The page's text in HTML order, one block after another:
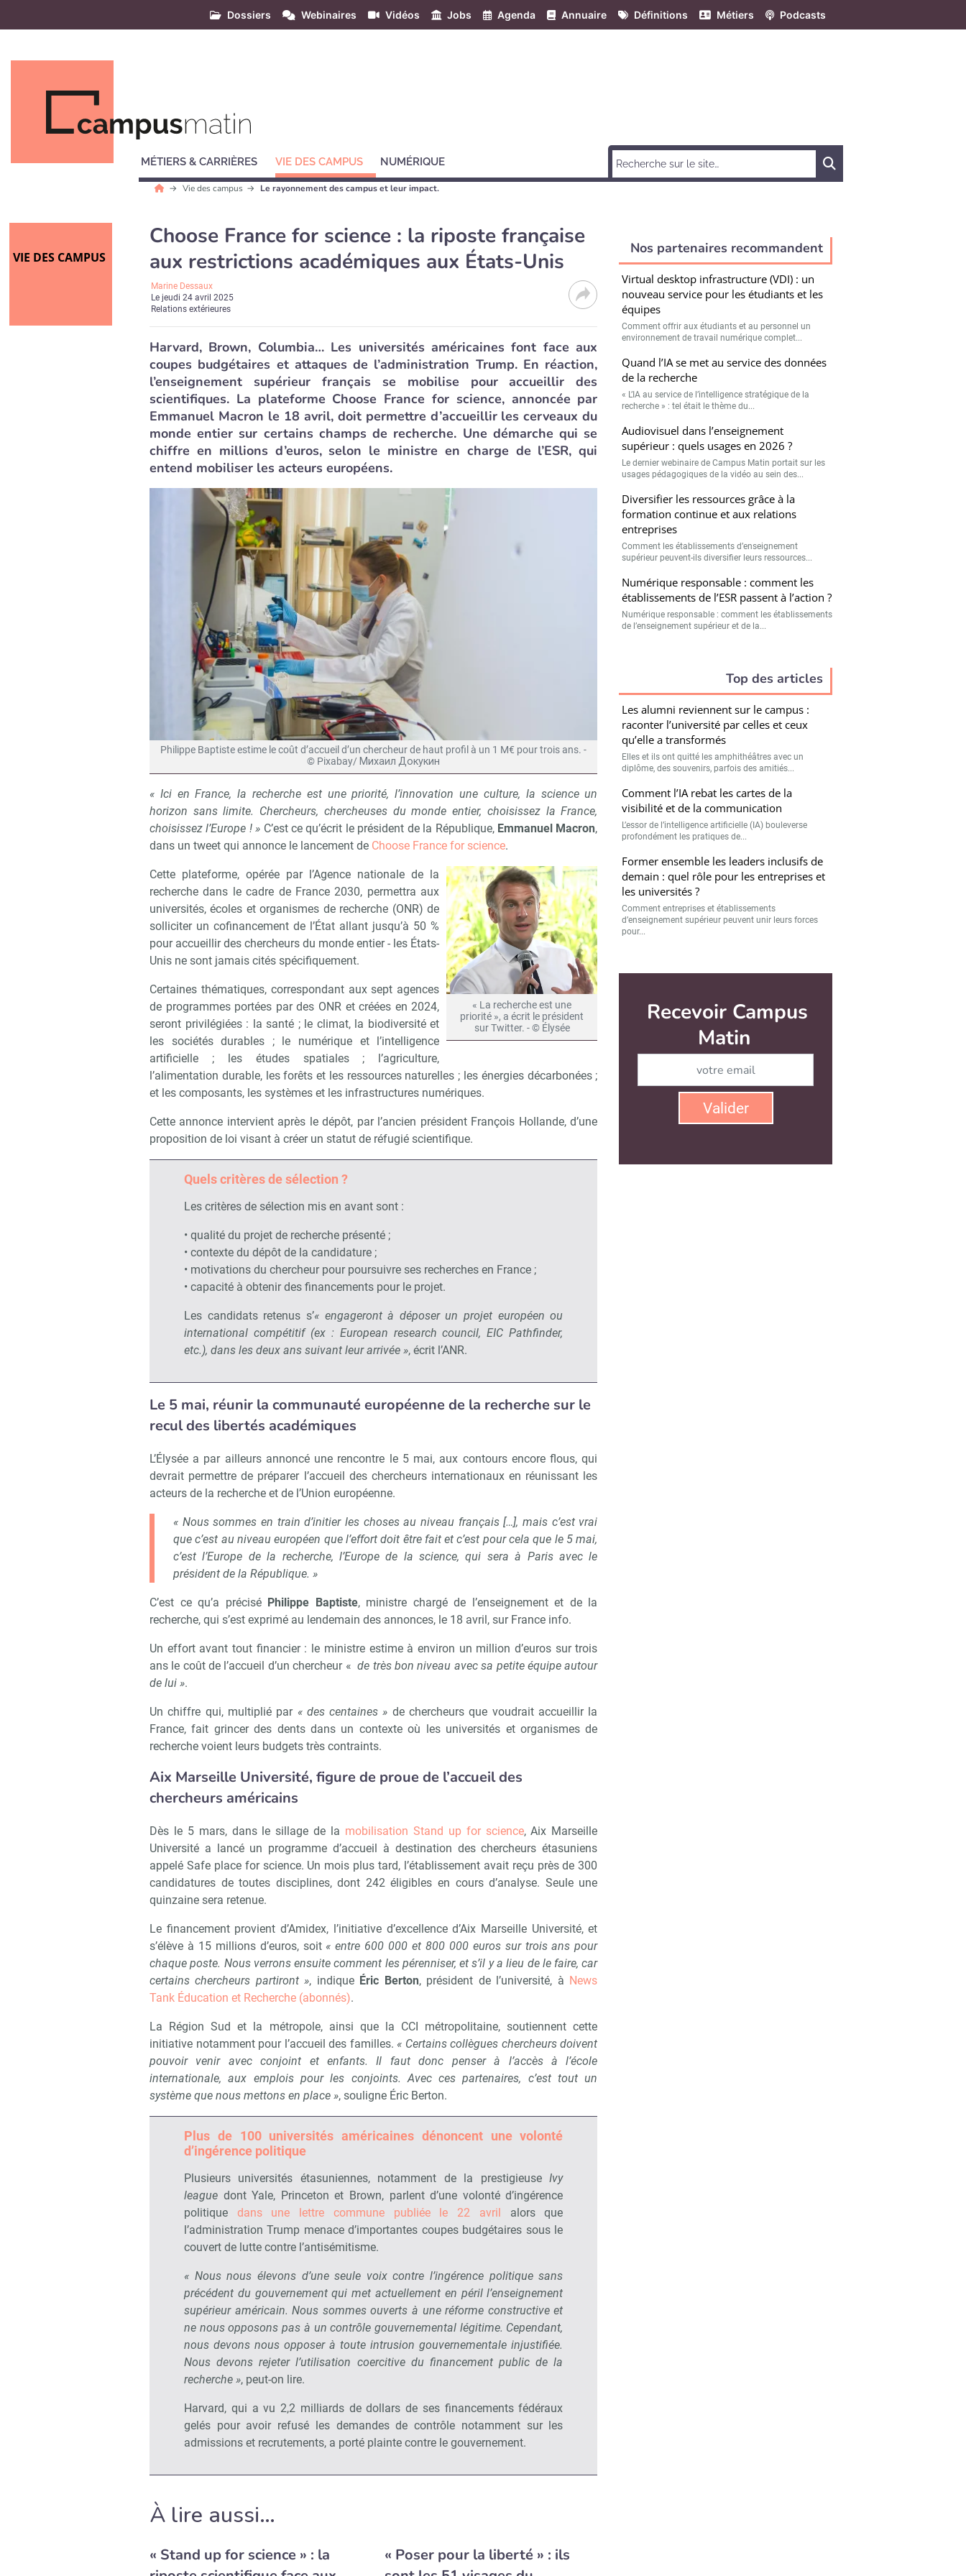
Dossiers Webinaires Vidéos Jobs Agenda Annuaire Définitions Métiers Podcasts
MÉTIERS & CARRIÈRES VIE DES CAMPUS NUMÉRIQUE
Vie des campus Le rayonnement des campus et leur impact.
VIE DES CAMPUS
Choose France for science : la riposte française
aux restrictions académiques aux États-Unis
Marine Dessaux
Lejeudi 24 avril 2025
Relations extérieures
Harvard, Brown, Columbia… Les universités américaines font face aux
coupes budgétaires et attaques de l’administration Trump. En réaction,
l’enseignement supérieur français se mobilise pour accueillir des
scientifiques. La plateforme Choose France for science, annoncée par
Emmanuel Macron le 18 avril, doit permettre d’accueillir les cerveaux du
monde entier sur certains champs de recherche. Une démarche qui se
chiffre en millions d’euros, selon le ministre en charge de l’ESR, qui
entend mobiliser les acteurs européens.
Philippe Baptiste estime le coût d’accueil d’un chercheur de haut profil à un 1 M€ pour trois ans. -
© Pixabay/ Михаил Докукин
« Ici en France, la recherche est une priorité, l’innovation une culture, la science un
horizon sans limite. Chercheurs, chercheuses du monde entier, choisissez la France,
choisissez l’Europe ! » C’est ce qu’écrit le président de la République, Emmanuel Macron,
dans un tweet qui annonce le lancement de Choose France for science.
« La recherche est une
priorité », a écrit le président
sur Twitter. - © Élysée
Cette plateforme, opérée par l’Agence nationale de la
recherche dans le cadre de France 2030, permettra aux
universités, écoles et organismes de recherche (ONR) de
solliciter un cofinancement de l’État allant jusqu’à 50 %
pour accueillir des chercheurs du monde entier - les États-
Unis ne sont jamais cités spécifiquement.
Certaines thématiques, correspondant aux sept agences
de programmes portées par des ONR et créées en 2024,
seront privilégiées : la santé ; le climat, la biodiversité et
les sociétés durables ; le numérique et l’intelligence
artificielle ; les études spatiales ; l’agriculture,
l’alimentation durable, les forêts et les ressources naturelles ; les énergies décarbonées ;
et les composants, les systèmes et les infrastructures numériques.
Cette annonce intervient après le dépôt, par l’ancien président François Hollande, d’une
proposition de loi visant à créer un statut de réfugié scientifique.
Quels critères de sélection ?
Les critères de sélection mis en avant sont :
• qualité du projet de recherche présenté ;
• contexte du dépôt de la candidature ;
• motivations du chercheur pour poursuivre ses recherches en France ;
• capacité à obtenir des financements pour le projet.
Les candidats retenus s’« engageront à déposer un projet européen ou
international compétitif (ex : European research council, EIC Pathfinder,
etc.), dans les deux ans suivant leur arrivée », écrit l’ANR.
Le 5 mai, réunir la communauté européenne de la recherche sur le
recul des libertés académiques
L’Élysée a par ailleurs annoncé une rencontre le 5 mai, aux contours encore flous, qui
devrait permettre de préparer l’accueil des chercheurs internationaux en réunissant les
acteurs de la recherche et de l’Union européenne.
« Nous sommes en train d’initier les choses au niveau français […], mais c’est vrai
que c’est au niveau européen que l’effort doit être fait et c’est pour cela que le 5 mai,
c’est l’Europe de la recherche, l’Europe de la science, qui sera à Paris avec le
président de la République. »
C’est ce qu’a précisé Philippe Baptiste, ministre chargé de l’enseignement et de la
recherche, qui s’est exprimé au lendemain des annonces, le 18 avril, sur France info.
Un effort avant tout financier : le ministre estime à environ un million d’euros sur trois
ans le coût de l’accueil d’un chercheur « de très bon niveau avec sa petite équipe autour
de lui ».
Un chiffre qui, multiplié par « des centaines » de chercheurs que voudrait accueillir la
France, fait grincer des dents dans un contexte où les universités et organismes de
recherche voient leurs budgets très contraints.
Aix Marseille Université, figure de proue de l’accueil des
chercheurs américains
Dès le 5 mars, dans le sillage de la mobilisation Stand up for science, Aix Marseille
Université a lancé un programme d’accueil à destination des chercheurs étasuniens
appelé Safe place for science. Un mois plus tard, l’établissement avait reçu près de 300
candidatures de toutes disciplines, dont 242 éligibles en cours d’analyse. Seule une
quinzaine sera retenue.
Le financement provient d’Amidex, l’initiative d’excellence d’Aix Marseille Université, et
s’élève à 15 millions d’euros, soit « entre 600 000 et 800 000 euros sur trois ans pour
chaque poste. Nous verrons ensuite comment les pérenniser, et s’il y a lieu de le faire, car
certains chercheurs partiront », indique Éric Berton, président de l’université, à News
Tank Éducation et Recherche (abonnés).
La Région Sud et la métropole, ainsi que la CCI métropolitaine, soutiennent cette
initiative notamment pour l’accueil des familles. « Certains collègues chercheurs doivent
pouvoir venir avec conjoint et enfants. Il faut donc penser à l’accès à l’école
internationale, aux emplois pour les conjoints. Avec ces partenaires, c’est tout un
système que nous mettons en place », souligne Éric Berton.
Plus de 100 universités américaines dénoncent une volonté
d’ingérence politique
Plusieurs universités étasuniennes, notamment de la prestigieuseIvy
league dont Yale, Princeton et Brown, parlent d’une volonté d’ingérence
politique dans une lettre commune publiée le 22 avril alors que
l’administration Trump menace d’importantes coupes budgétaires sous le
couvert de lutte contre l’antisémitisme.
« Nous nous élevons d’une seule voix contre l’ingérence politique sans
précédent du gouvernement qui met actuellement en péril l’enseignement
supérieur américain. Nous sommes ouverts à une réforme constructive et
ne nous opposons pas à un contrôle gouvernemental légitime. Cependant,
nous devons nous opposer à toute intrusion gouvernementale injustifiée.
Nous devons rejeter l’utilisation coercitive du financement public de la
recherche », peut-on lire.
Harvard, qui a vu 2,2 milliards de dollars de ses financements fédéraux
gelés pour avoir refusé les demandes de contrôle notamment sur les
admissions et recrutements, a porté plainte contre le gouvernement.
À lire aussi…
« Stand up for science » : la
« Poser pour la liberté » : ils
Nos partenaires recommandent
Virtual desktop infrastructure (VDI) : un
nouveau service pour les étudiants et les
équipes
Comment offrir aux étudiants et au personnel un
environnement de travail numérique complet...
Quand l’IA se met au service des données
de la recherche
« L’IA au service de l’intelligence stratégique de la
recherche » : tel était le thème du...
Audiovisuel dans l’enseignement
supérieur : quels usages en 2026 ?
Le dernier webinaire de Campus Matin portait sur les
usages pédagogiques de la vidéo au sein des...
Diversifier les ressources grâce à la
formation continue et aux relations
entreprises
Comment les établissements d’enseignement
supérieur peuvent-ils diversifier leurs ressources...
Numérique responsable : comment les
établissements de l’ESR passent à l’action ?
Numérique responsable : comment les établissements
de l’enseignement supérieur et de la...
Top des articles
Les alumni reviennent sur le campus :
raconter l’université par celles et ceux
qu’elle a transformés
Elles et ils ont quitté les amphithéâtres avec un
diplôme, des souvenirs, parfois des amitiés...
Comment l’IA rebat les cartes de la
visibilité et de la communication
L’essor de l’intelligence artificielle (IA) bouleverse
profondément les pratiques de...
Former ensemble les leaders inclusifs de
demain : quel rôle pour les entreprises et
les universités ?
Comment entreprises et établissements
d’enseignement supérieur peuvent unir leurs forces
pour...
Recevoir Campus Matin
Non merci, je reçois déjà ! Je déciderai plus tard